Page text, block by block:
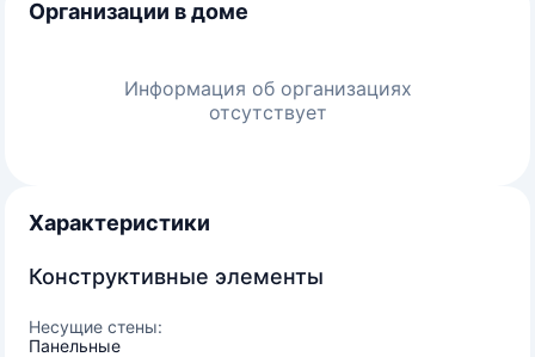
Организации в доме
Информация об организациях
отсутствует
Характеристики
Конструктивные элементы
Несущие стены:
Панельные